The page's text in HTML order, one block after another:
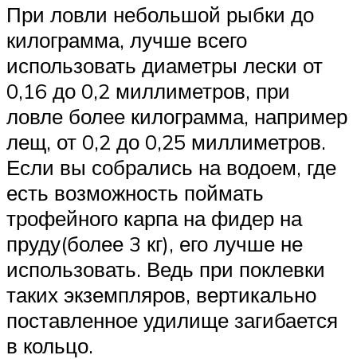
При ловли небольшой рыбки до
килограмма, лучше всего
использовать диаметры лески от
0,16 до 0,2 миллиметров, при
ловле более килограмма, например
лещ, от 0,2 до 0,25 миллиметров.
Если вы собрались на водоем, где
есть возможность поймать
трофейного карпа на фидер на
пруду(более 3 кг), его лучше не
использовать. Ведь при поклевки
таких экземпляров, вертикально
поставленное удилище загибается
в кольцо.